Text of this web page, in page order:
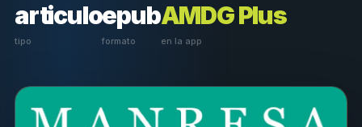
articulo
tipo
epub
formato
AMDG Plus
en la app